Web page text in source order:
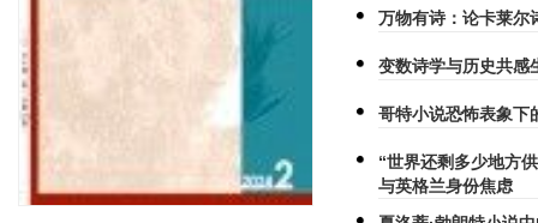
万物有诗：论卡莱尔
变数诗学与历史共
哥特小说恐怖表象
“世界还剩多少地方
与英格兰身份焦虑